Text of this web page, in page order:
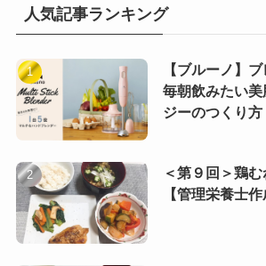
人気記事ランキング
【ブルーノ】
毎朝飲みたい
ジーのつくり方
＜第９回＞鶏
【管理栄養士